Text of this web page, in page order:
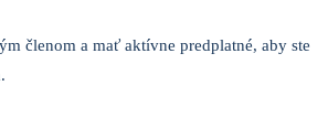
členom a mať aktívne predplatné, aby ste